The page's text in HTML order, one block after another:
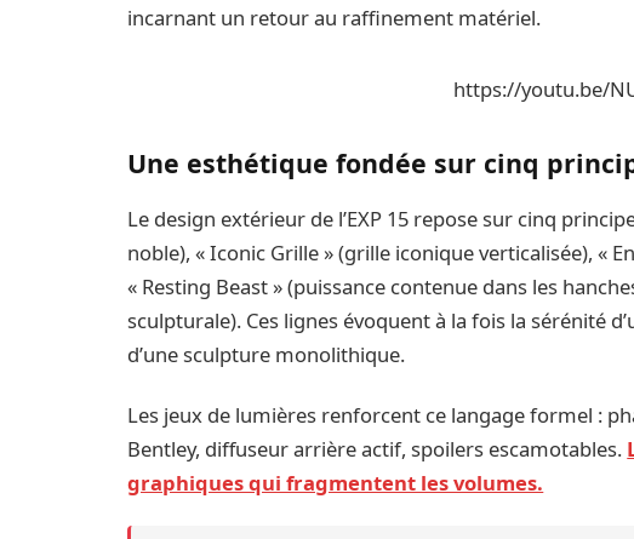
incarnant un retour au raffinement matériel.
https://youtu.be/
Une esthétique fondée sur cinq
Le design extérieur de l’EXP 15 repose sur cinq
noble), « Iconic Grille » (grille iconique verticalisée), «
« Resting Beast » (puissance contenue dans les
sculpturale). Ces lignes évoquent à la fois la sérénité
d’une sculpture monolithique.
Les jeux de lumières renforcent ce langage formel :
Bentley, diffuseur arrière actif, spoilers escamotables.
graphiques qui fragmentent les volumes.